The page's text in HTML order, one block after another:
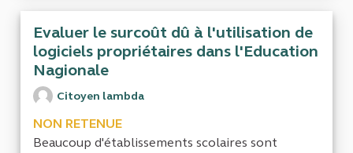
Evaluer le surcoût dû à l'utilisation de
logiciels propriétaires dans l'Education
Nagionale
Citoyen lambda
NON RETENUE
Beaucoup d'établissements scolaires sont